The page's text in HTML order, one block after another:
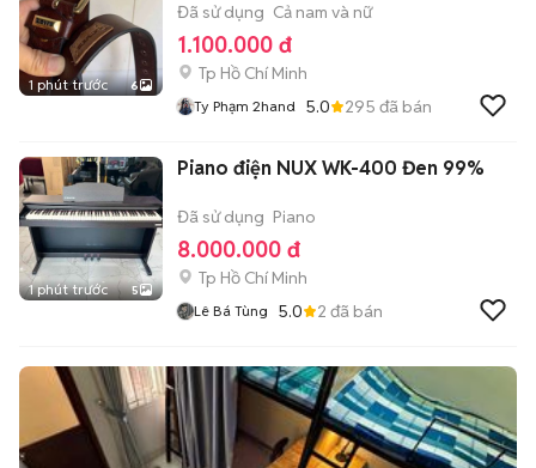
1 phút trước 6
Đã sử dụng Cả nam và nữ
1.100.000 đ
Tp Hồ Chí Minh
Ty Phạm 2hand 5.0 295 đã bán
1 phút trước 5
Piano điện NUX WK-400 Đen 99%
Đã sử dụng Piano
8.000.000 đ
Tp Hồ Chí Minh
Lê Bá Tùng 5.0 2 đã bán